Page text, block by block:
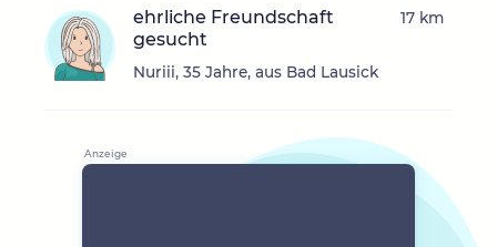
ehrliche Freundschaft
gesucht
Nuriii, 35 Jahre, aus Bad Lausick
17 km